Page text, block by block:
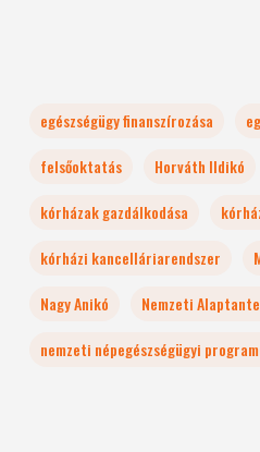
egészségügy finanszírozása
felsőoktatás
Horváth Ildikó
kórházak gazdálkodása
kórházi kancelláriarendszer
Nagy Anikó
Nemzeti
nemzeti népegészségügyi